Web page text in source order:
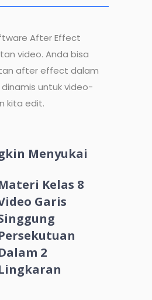
After Effect
video. Anda bisa
after effect dalam
untuk video-
kita edit.
Menyukai
Kelas 8
Garis
2